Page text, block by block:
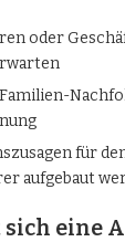
oder
für
aufgebaut
eine